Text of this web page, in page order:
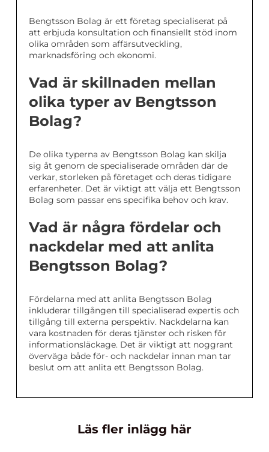
Bengtsson Bolag är ett företag specialiserat på
att erbjuda konsultation och finansiellt stöd inom
olika områden som affärsutveckling,
marknadsföring och ekonomi.
Vad är skillnaden mellan
olika typer av Bengtsson
Bolag?
De olika typerna av Bengtsson Bolag kan skilja
sig åt genom de specialiserade områden där de
verkar, storleken på företaget och deras tidigare
erfarenheter. Det är viktigt att välja ett Bengtsson
Bolag som passar ens specifika behov och krav.
Vad är några fördelar och
nackdelar med att anlita
Bengtsson Bolag?
Fördelarna med att anlita Bengtsson Bolag
inkluderar tillgången till specialiserad expertis och
tillgång till externa perspektiv. Nackdelarna kan
vara kostnaden för deras tjänster och risken för
informationsläckage. Det är viktigt att noggrant
överväga både för- och nackdelar innan man tar
beslut om att anlita ett Bengtsson Bolag.
Läs fler inlägg här